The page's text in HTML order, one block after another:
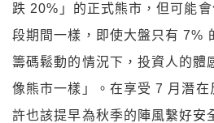
跌 20%」的正式熊市，但可能
段期間一樣，即使大盤只有 7%
籌碼鬆動的情況下，投資人的體
像熊市一樣」。在享受 7 月潛
許也該提早為秋季的陣風繫好安